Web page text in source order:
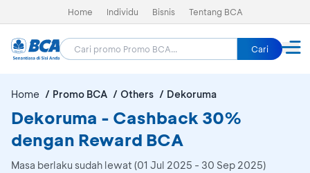
Home Individu Bisnis Tentang BCA
Cari
Home Promo BCA Others Dekoruma
Dekoruma - Cashback 30%
dengan Reward BCA
Masa berlaku sudah lewat (01 Jul 2025 - 30 Sep 2025)